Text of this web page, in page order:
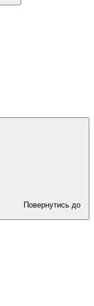
Повернутись до